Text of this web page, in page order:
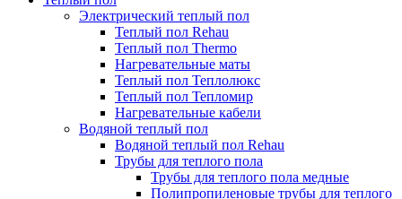
Электрический теплый пол
Теплый пол Rehau
Теплый пол Thermo
Нагревательные маты
Теплый пол Теплолюкс
Теплый пол Тепломир
Нагревательные кабели
Водяной теплый пол
Водяной теплый пол Rehau
Трубы для теплого пола
Трубы для теплого пола медные
Полипропиленовые трубы для теплого